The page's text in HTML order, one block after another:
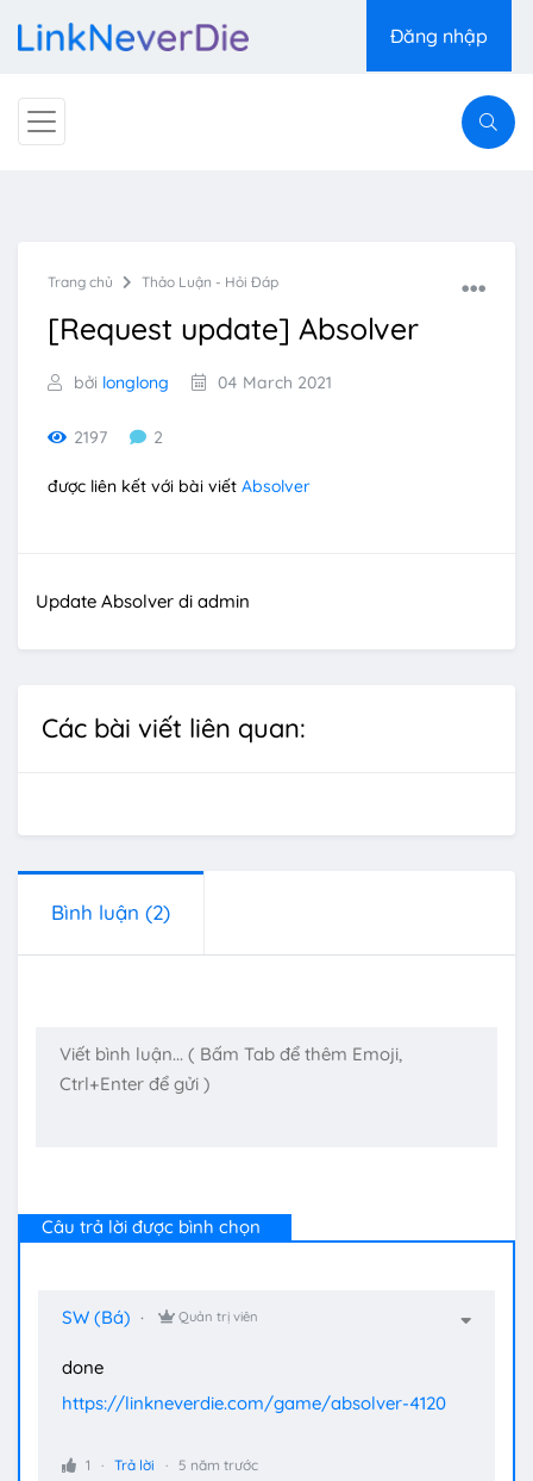
Đăng nhập
Trang chủ Thảo Luận - Hỏi Đáp
[Request update] Absolver
bởi longlong 04 March 2021
2197 2
được liên kết với bài viết Absolver
Update Absolver di admin
Các bài viết liên quan:
Bình luận (2)
Câu trả lời được bình chọn
SW (Bá) Quản trị viên
done
https://linkneverdie.com/game/absolver-4120
1 Trả lời 5 năm trước